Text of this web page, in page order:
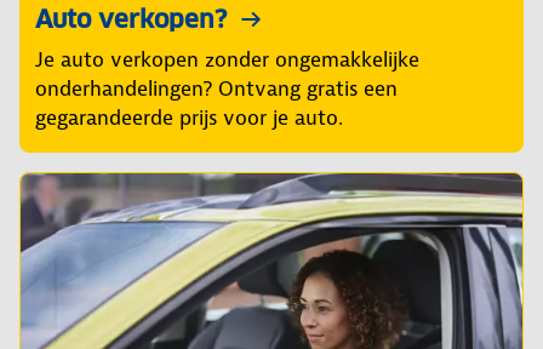
Auto verkopen?
Je auto verkopen zonder ongemakkelijke
onderhandelingen? Ontvang gratis een
gegarandeerde prijs voor je auto.